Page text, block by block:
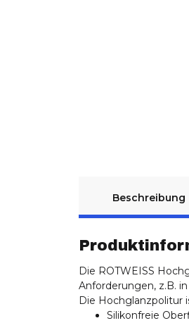
Beschreibung
Die ROTWEISS
Anforderungen, z.B.
Die Hochglanzpolitur
Silikonfreie